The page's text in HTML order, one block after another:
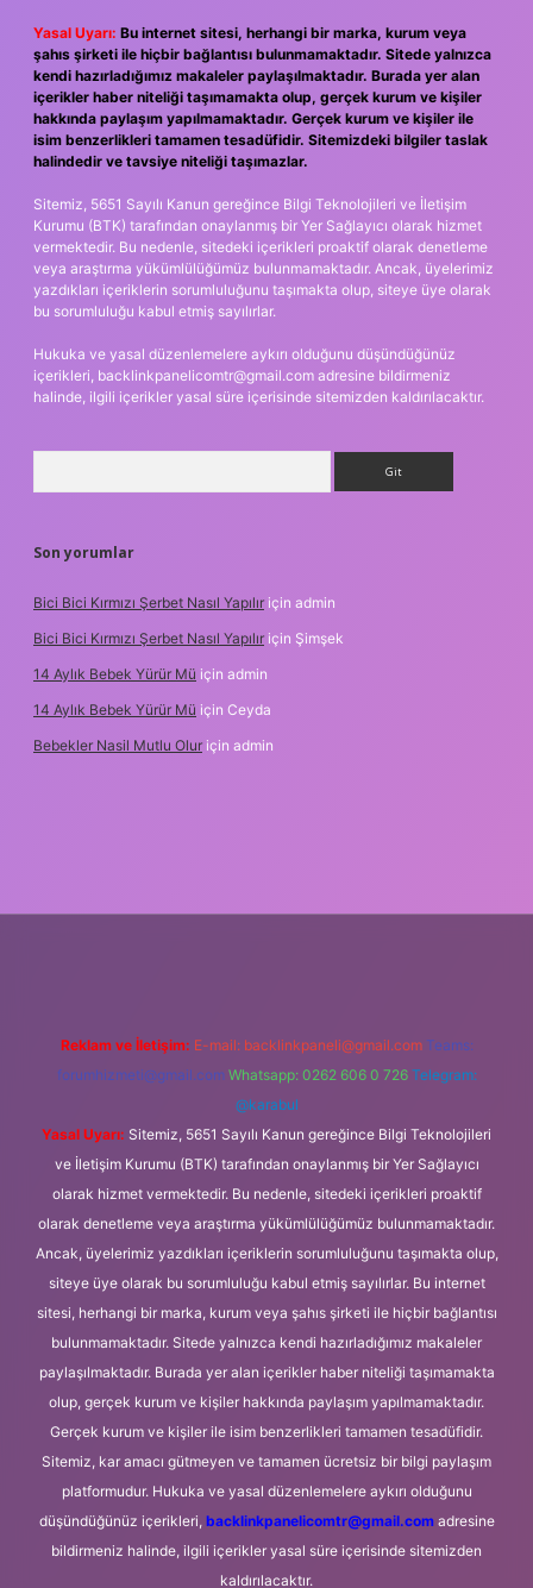
Yasal Uyarı: Bu internet sitesi, herhangi bir marka, kurum veya
şahıs şirketi ile hiçbir bağlantısı bulunmamaktadır. Sitede yalnızca
kendi hazırladığımız makaleler paylaşılmaktadır. Burada yer alan
içerikler haber niteliği taşımamakta olup, gerçek kurum ve kişiler
hakkında paylaşım yapılmamaktadır. Gerçek kurum ve kişiler ile
isim benzerlikleri tamamen tesadüfidir. Sitemizdeki bilgiler taslak
halindedir ve tavsiye niteliği taşımazlar.
Sitemiz, 5651 Sayılı Kanun gereğince Bilgi Teknolojileri ve İletişim
Kurumu (BTK) tarafından onaylanmış bir Yer Sağlayıcı olarak hizmet
vermektedir. Bu nedenle, sitedeki içerikleri proaktif olarak denetleme
veya araştırma yükümlülüğümüz bulunmamaktadır. Ancak, üyelerimiz
yazdıkları içeriklerin sorumluluğunu taşımakta olup, siteye üye olarak
bu sorumluluğu kabul etmiş sayılırlar.
Hukuka ve yasal düzenlemelere aykırı olduğunu düşündüğünüz
içerikleri, backlinkpanelicomtr@gmail.com adresine bildirmeniz
halinde, ilgili içerikler yasal süre içerisinde sitemizden kaldırılacaktır.
Son yorumlar
Bici Bici Kırmızı Şerbet Nasıl Yapılır için admin
Bici Bici Kırmızı Şerbet Nasıl Yapılır için Şimşek
14 Aylık Bebek Yürür Mü için admin
14 Aylık Bebek Yürür Mü için Ceyda
Bebekler Nasil Mutlu Olur için admin
Reklam ve İletişim: E-mail: backlinkpaneli@gmail.com Teams:
forumhizmeti@gmail.com Whatsapp: 0262 606 0 726 Telegram:
@karabul
Yasal Uyarı: Sitemiz, 5651 Sayılı Kanun gereğince Bilgi Teknolojileri
ve İletişim Kurumu (BTK) tarafından onaylanmış bir Yer Sağlayıcı
olarak hizmet vermektedir. Bu nedenle, sitedeki içerikleri proaktif
olarak denetleme veya araştırma yükümlülüğümüz bulunmamaktadır.
Ancak, üyelerimiz yazdıkları içeriklerin sorumluluğunu taşımakta olup,
siteye üye olarak bu sorumluluğu kabul etmiş sayılırlar. Bu internet
sitesi, herhangi bir marka, kurum veya şahıs şirketi ile hiçbir bağlantısı
bulunmamaktadır. Sitede yalnızca kendi hazırladığımız makaleler
paylaşılmaktadır. Burada yer alan içerikler haber niteliği taşımamakta
olup, gerçek kurum ve kişiler hakkında paylaşım yapılmamaktadır.
Gerçek kurum ve kişiler ile isim benzerlikleri tamamen tesadüfidir.
Sitemiz, kar amacı gütmeyen ve tamamen ücretsiz bir bilgi paylaşım
platformudur. Hukuka ve yasal düzenlemelere aykırı olduğunu
düşündüğünüz içerikleri, backlinkpanelicomtr@gmail.comadresine
bildirmeniz halinde, ilgili içerikler yasal süre içerisinde sitemizden
kaldırılacaktır.